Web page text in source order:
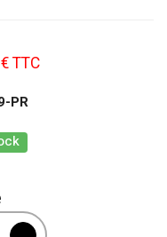
€ TTC
PR